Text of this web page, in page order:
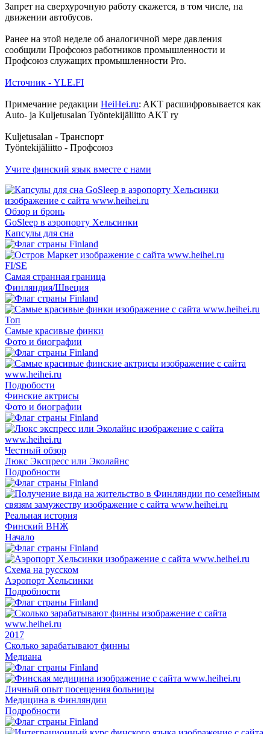
Запрет на сверхурочную работу скажется, в том числе, на
движении автобусов.
Ранее на этой неделе об аналогичной мере давления
сообщили Профсоюз работников промышленности и
Профсоюз служащих промышленности Pro.
Источник - YLE.FI
Примечание редакции HeiHei.ru: AKT расшифровывается как
Auto- ja Kuljetusalan Työntekijäliitto AKT ry
Kuljetusalan - Транспорт
Työntekijäliitto - Профсоюз
Учите финский язык вместе с нами
Обзор и бронь
GoSleep в аэропорту Хельсинки
Капсулы для сна
FI/SE
Самая странная граница
Финляндия/Швеция
Топ
Самые красивые финки
Фото и биографии
Подробости
Финские актрисы
Фото и биографии
Честный обзор
Люкс Экспресс или Эколайнс
Подробности
Реальная история
Финский ВНЖ
Начало
Схема на русском
Аэропорт Хельсинки
Подробности
2017
Сколько зарабатывают финны
Медиана
Личный опыт посещения больницы
Медицина в Финляндии
Подробности